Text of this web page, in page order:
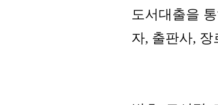
도서대출을
자, 출판사, 장